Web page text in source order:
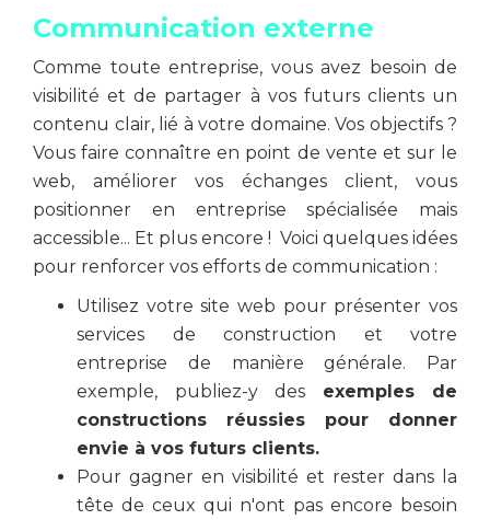
Communication externe
Comme toute entreprise, vous avez besoin de
visibilité et de partager à vos futurs clients un
contenu clair, lié à votre domaine. Vos objectifs ?
Vous faire connaître en point de vente et sur le
web, améliorer vos échanges client, vous
positionner en entreprise spécialisée mais
accessible... Et plus encore ! Voici quelques idées
pour renforcer vos efforts de communication :
Utilisez votre site web pour présenter vos
services de construction et votre
entreprise de manière générale. Par
exemple, publiez-y des exemples de
constructions réussies pour donner
envie à vos futurs clients.
Pour gagner en visibilité et rester dans la
tête de ceux qui n'ont pas encore besoin